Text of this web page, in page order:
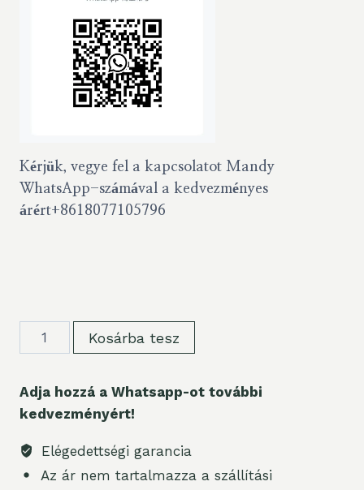
Kérjük, vegye fel a kapcsolatot Mandy
WhatsApp-számával a kedvezményes
árért+8618077105796
Top
Sale
RandM
Tornado
9000
Puffs
Kosárba tesz
Adja hozzá a Whatsapp-ot további
kedvezményért!
Elégedettségi garancia
Az ár nem tartalmazza a szállítási